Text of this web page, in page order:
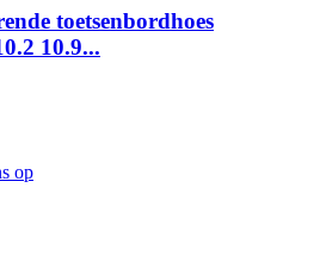
toetsenbordhoes
10.9...
op